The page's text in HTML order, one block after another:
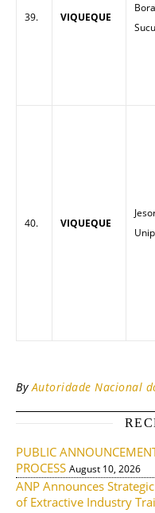
39. VIQUEQUE
40. VIQUEQUE
ByAutoridade Nacional
PUBLIC
PROCESS August 10, 2026
ANP Announces
of Extractive Industry